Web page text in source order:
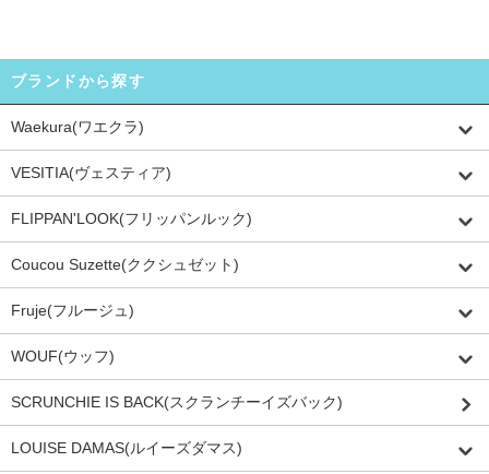
ブランドから探す
Waekura(ワエクラ)
VESITIA(ヴェスティア)
FLIPPAN'LOOK(フリッパンルック)
Coucou Suzette(ククシュゼット)
Fruje(フルージュ)
WOUF(ウッフ)
SCRUNCHIE IS BACK(スクランチーイズバック)
LOUISE DAMAS(ルイーズダマス)